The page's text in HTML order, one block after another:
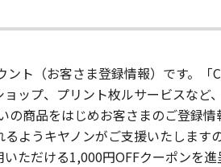
ト（お客さま登録情報）です。「
ップ、プリント枚ルサービスなど
商品をはじめお客さまのご登録
ようキヤノンがご支援いたします
ただける1,000円OFFクーポンを進